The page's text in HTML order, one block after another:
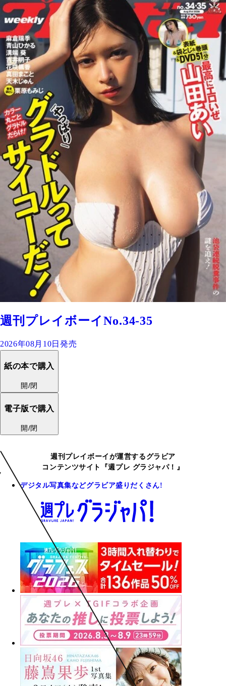
週刊プレイボーイNo.34-35
2026年08月10日発売
紙の本で購入
開/閉
電子版で購入
開/閉
週刊プレイボーイが運営するグラビア
コンテンツサイト『週プレ グラジャパ！』
デジタル写真集などグラビア盛りだくさん!